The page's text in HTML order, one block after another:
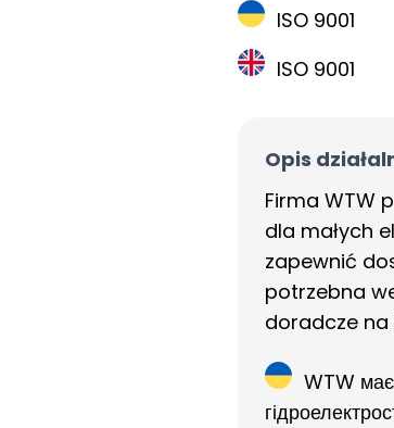
ISO 9001
ISO 9001
Opis
Firma WTW
dla małych
zapewnić
potrzebna
doradcze
WTW